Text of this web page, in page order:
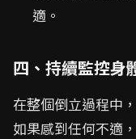
適。
四、持續監控身
在整個倒立過程中
如果感到任何不適